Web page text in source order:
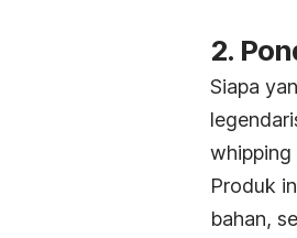
2.
Siapa
whipping
Produk
bahan,